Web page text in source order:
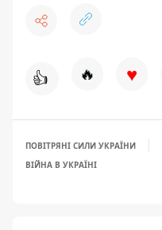
👍 🔥 ♥
ПОВІТРЯНІ СИЛИ УКРАЇНИ
ВІЙНА В УКРАЇНІ